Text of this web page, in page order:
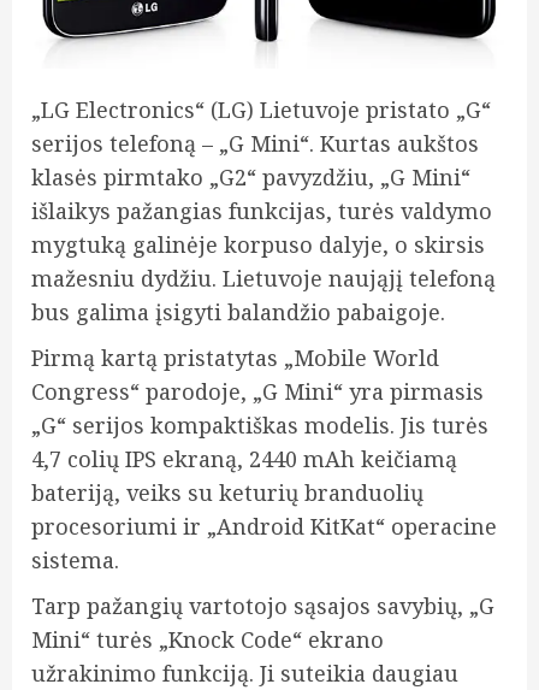
„LG Electronics“ (LG) Lietuvoje pristato „G“
serijos telefoną – „G Mini“. Kurtas aukštos
klasės pirmtako „G2“ pavyzdžiu, „G Mini“
išlaikys pažangias funkcijas, turės valdymo
mygtuką galinėje korpuso dalyje, o skirsis
mažesniu dydžiu. Lietuvoje naująjį telefoną
bus galima įsigyti balandžio pabaigoje.
Pirmą kartą pristatytas „Mobile World
Congress“ parodoje, „G Mini“ yra pirmasis
„G“ serijos kompaktiškas modelis. Jis turės
4,7 colių IPS ekraną, 2440 mAh keičiamą
bateriją, veiks su keturių branduolių
procesoriumi ir „Android KitKat“ operacine
sistema.
Tarp pažangių vartotojo sąsajos savybių, „G
Mini“ turės „Knock Code“ ekrano
užrakinimo funkciją. Ji suteikia daugiau